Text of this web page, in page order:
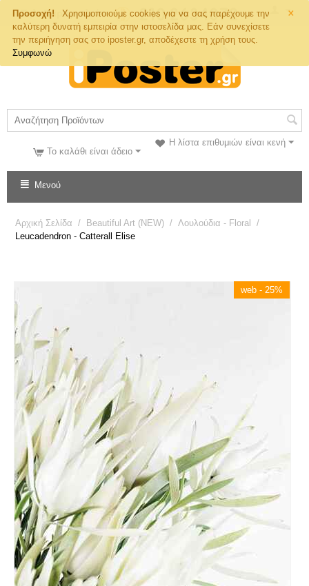
×
Προσοχή!
Χρησιμοποιούμε cookies για να σας παρέχουμε την
καλύτερη δυνατή εμπειρία στην ιστοσελίδα μας. Εάν συνεχίσετε
την περιήγηση σας στο iposter.gr, αποδέχεστε τη χρήση τους.
Συμφωνώ
Τηλ. Παραγγελιών
Η λίστα επιθυμιών είναι κενή
Το καλάθι είναι άδειο
Μενού
Αρχική Σελίδα / Beautiful Art (NEW) / Λουλούδια - Floral
/
Leucadendron - Catterall Elise
web - 25%